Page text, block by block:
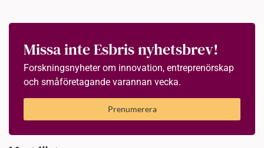
Missa inte Esbris nyhetsbrev!
Forskningsnyheter om innovation, entreprenörskap
och småföretagande varannan vecka.
Prenumerera